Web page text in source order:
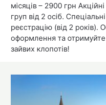
місяців – 2900 грн
груп від 2 осіб.
реєстрацію (від 2 років).
оформлення та
зайвих клопотів!